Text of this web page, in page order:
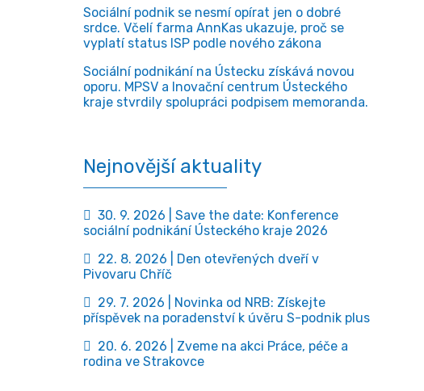
Sociální podnik se nesmí opírat jen o dobré
srdce. Včelí farma AnnKas ukazuje, proč se
vyplatí status ISP podle nového zákona
Sociální podnikání na Ústecku získává novou
oporu. MPSV a Inovační centrum Ústeckého
kraje stvrdily spolupráci podpisem memoranda.
Nejnovější aktuality
30. 9. 2026 | Save the date: Konference
sociální podnikání Ústeckého kraje 2026
22. 8. 2026 | Den otevřených dveří v
Pivovaru Chříč
29. 7. 2026 | Novinka od NRB: Získejte
příspěvek na poradenství k úvěru S-podnik plus
20. 6. 2026 | Zveme na akci Práce, péče a
rodina ve Strakovce